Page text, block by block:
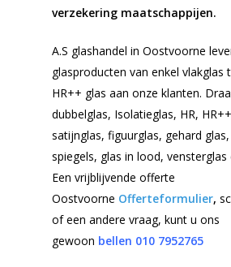
verzekering maatschappijen.
A.S glashandel in Oostvoorne
glasproducten van enkel vlakglas
HR++ glas aan onze klanten.
dubbelglas, Isolatieglas, HR,
satijnglas, figuurglas, gehard
spiegels, glas in lood, vensterglas
Een vrijblijvende offerte
Oostvoorne Offerteformulier,
of een andere vraag, kunt u ons
gewoon bellen 010 7952765